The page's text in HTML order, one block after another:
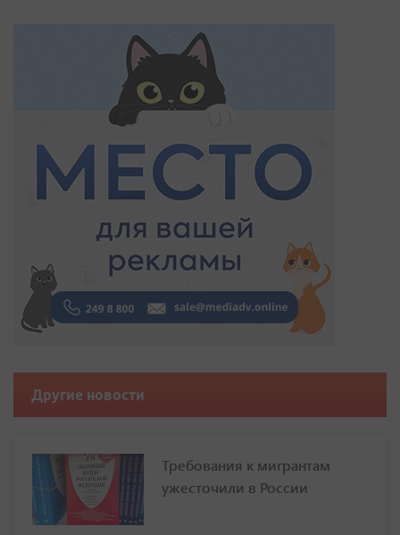
Другие новости
Требования к мигрантам
ужесточили в России